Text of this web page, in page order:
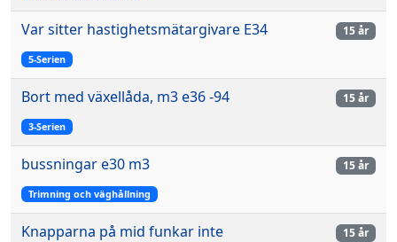
Var sitter hastighetsmätargivare E34
5-Serien
15 år
Bort med växellåda, m3 e36 -94
3-Serien
15 år
bussningar e30 m3
Trimning och väghållning
15 år
Knapparna på mid funkar inte 15 år